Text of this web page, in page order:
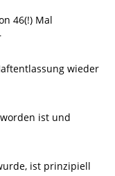
46(!) Mal
wieder
ist und
ist prinzipiell